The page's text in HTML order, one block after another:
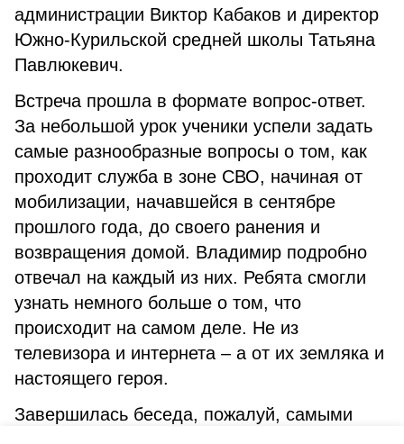
администрации Виктор Кабаков и директор
Южно-Курильской средней школы Татьяна
Павлюкевич.
Встреча прошла в формате вопрос-ответ.
За небольшой урок ученики успели задать
самые разнообразные вопросы о том, как
проходит служба в зоне СВО, начиная от
мобилизации, начавшейся в сентябре
прошлого года, до своего ранения и
возвращения домой. Владимир подробно
отвечал на каждый из них. Ребята смогли
узнать немного больше о том, что
происходит на самом деле. Не из
телевизора и интернета – а от их земляка и
настоящего героя.
Завершилась беседа, пожалуй, самыми